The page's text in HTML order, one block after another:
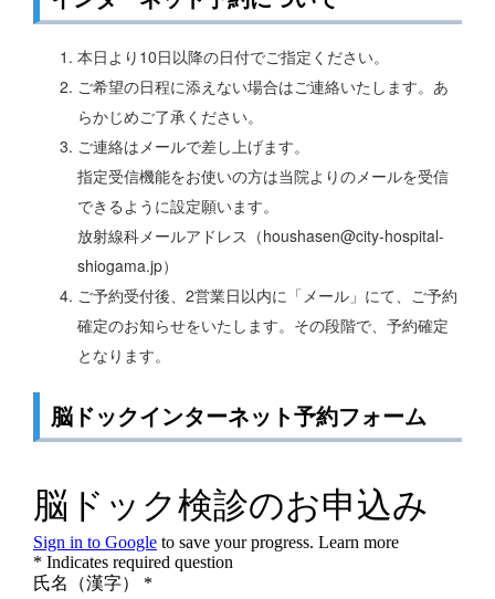
本日より10日以降の日付でご指定ください。
ご希望の日程に添えない場合はご連絡いたします。あ
らかじめご了承ください。
ご連絡はメールで差し上げます。
指定受信機能をお使いの方は当院よりのメールを受信
できるように設定願います。
放射線科メールアドレス（houshasen@city-hospital-
shiogama.jp）
ご予約受付後、2営業日以内に「メール」にて、ご予約
確定のお知らせをいたします。その段階で、予約確定
となります。
脳ドックインターネット予約フォーム